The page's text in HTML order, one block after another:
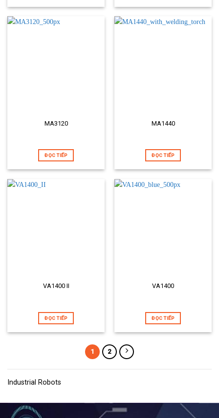
MA3120
ĐỌC TIẾP
MA1440
ĐỌC TIẾP
VA1400 II
ĐỌC TIẾP
VA1400
ĐỌC TIẾP
1 2
Industrial Robots